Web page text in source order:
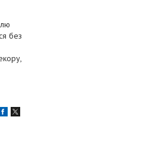
без